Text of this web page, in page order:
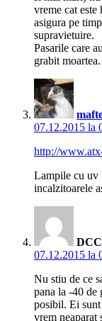
vreme cat
asigura pe
supravietuire.
Pasarile care
grabit moartea.
07.12.2015 la
http://
Lampile cu uv
incalzitoarele
07.12.2015 la
Nu stiu de ce
pana la -40 de
posibil. Ei
vrem neaparat